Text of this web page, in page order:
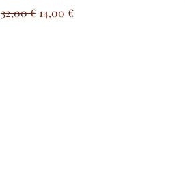
Prezzo regolare
32,00 € Prezzo scontato
14,00 €